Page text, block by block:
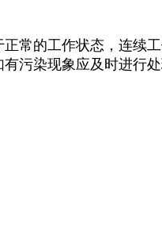
常的工作状态，连续
污染现象应及时进行